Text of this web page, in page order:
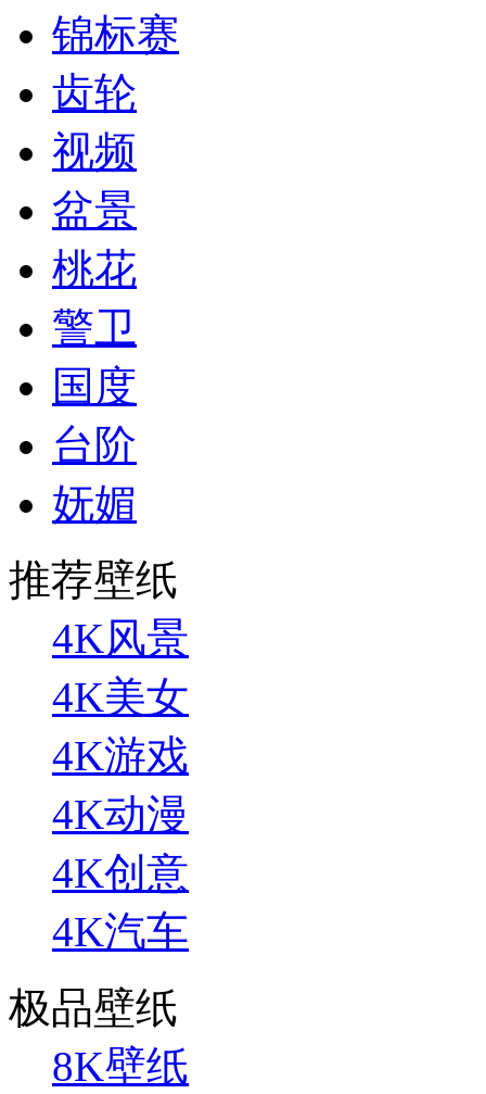
锦标赛
齿轮
视频
盆景
桃花
警卫
国度
台阶
妩媚
推荐壁纸
4K风景
4K美女
4K游戏
4K动漫
4K创意
4K汽车
极品壁纸
8K壁纸